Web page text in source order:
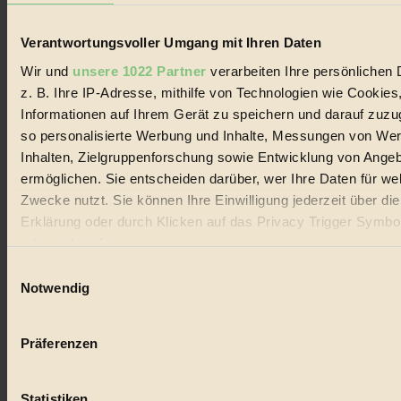
Verantwortungsvoller Umgang mit Ihren Daten
Wir und unsere 1022 Partner verarbeiten Ihre persönlichen
z. B. Ihre IP-Adresse, mithilfe von Technologien wie
Informationen auf Ihrem Gerät zu speichern und darauf
so personalisierte Werbung und Inhalte, Messungen von
Inhalten, Zielgruppenforschung sowie Entwicklung von
ermöglichen. Sie entscheiden darüber, wer Ihre Daten für
Zwecke nutzt. Sie können Ihre Einwilligung jederzeit über
Erklärung oder durch Klicken auf das Privacy Trigger
oder widerrufen
Wenn Sie es erlauben, würden wir auch gerne:
Ihr Gerät durch aktives Scannen nach bestimmten
Notwendig
Präferenzen
und Produkte, ein Leitfaden im schnell wachsenden Markt des
alternativer Energien.
Social Media
22.601 Fans auf Facebook
3.415 Follower auf Twitter
Folge uns auf Instagram
Themen
Bio
Lebensmittel